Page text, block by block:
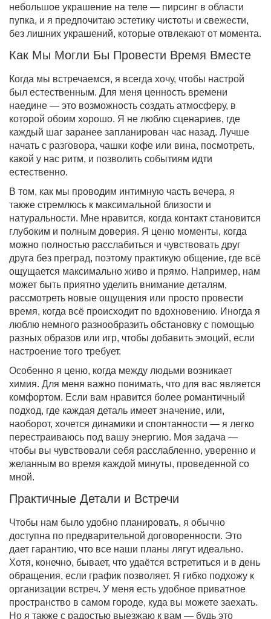
небольшое украшение на теле — пирсинг в области
пупка, и я предпочитаю эстетику чистоты и свежести,
без лишних украшений, которые отвлекают от момента.
Как Мы Могли Бы Провести Время Вместе
Когда мы встречаемся, я всегда хочу, чтобы настрой
был естественным. Для меня ценность времени
наедине — это возможность создать атмосферу, в
которой обоим хорошо. Я не люблю сценариев, где
каждый шаг заранее запланирован час назад. Лучше
начать с разговора, чашки кофе или вина, посмотреть,
какой у нас ритм, и позволить событиям идти
естественно.
В том, как мы проводим интимную часть вечера, я
также стремлюсь к максимальной близости и
натуральности. Мне нравится, когда контакт становится
глубоким и полным доверия. Я ценю моменты, когда
можно полностью расслабиться и чувствовать друг
друга без преград, поэтому практикую общение, где всё
ощущается максимально живо и прямо. Например, нам
может быть приятно уделить внимание деталям,
рассмотреть новые ощущения или просто провести
время, когда всё происходит по вдохновению. Иногда я
люблю немного разнообразить обстановку с помощью
разных образов или игр, чтобы добавить эмоций, если
настроение того требует.
Особенно я ценю, когда между людьми возникает
химия. Для меня важно понимать, что для вас является
комфортом. Если вам нравится более романтичный
подход, где каждая деталь имеет значение, или,
наоборот, хочется динамики и спонтанности — я легко
перестраиваюсь под вашу энергию. Моя задача —
чтобы вы чувствовали себя расслабленно, уверенно и
желанным во время каждой минуты, проведенной со
мной.
Практичные Детали и Встречи
Чтобы нам было удобно планировать, я обычно
доступна по предварительной договоренности. Это
дает гарантию, что все наши планы лягут идеально.
Хотя, конечно, бывает, что удаётся встретиться и в день
обращения, если график позволяет. Я гибко подхожу к
организации встреч. У меня есть удобное приватное
пространство в самом городе, куда вы можете заехать.
Но я также с радостью выезжаю к вам — будь это